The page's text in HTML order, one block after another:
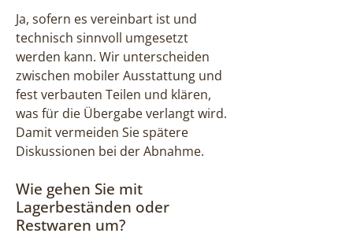
Ja, sofern es vereinbart ist und
technisch sinnvoll umgesetzt
werden kann. Wir unterscheiden
zwischen mobiler Ausstattung und
fest verbauten Teilen und klären,
was für die Übergabe verlangt wird.
Damit vermeiden Sie spätere
Diskussionen bei der Abnahme.
Wie gehen Sie mit
Lagerbeständen oder
Restwaren um?